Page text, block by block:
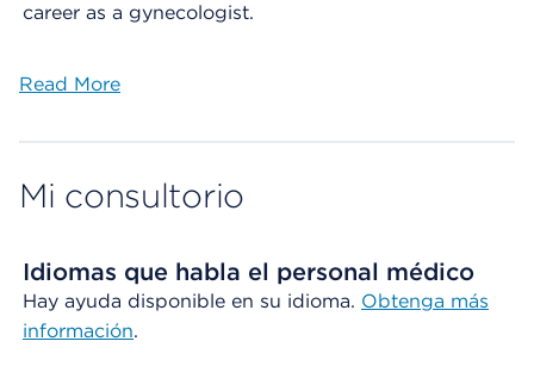
career as a gynecologist.
Read More
Mi consultorio
Idiomas que habla el personal médico
Hay ayuda disponible en su idioma. Obtenga más
información.